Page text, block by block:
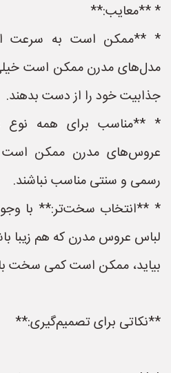
* **معایب:**
* **ممکن است به سرعت
مدل‌های مدرن ممکن است خیلی
جذابیت خود را از دست بدهند.
* **مناسب برای همه
عروس‌های مدرن ممکن است
رسمی و سنتی مناسب نباشند.
* **انتخاب سخت‌تر:** با
لباس عروس مدرن که هم زیبا
بیاید، ممکن است کمی سخت
**نکاتی برای تصمیم‌گیری:**